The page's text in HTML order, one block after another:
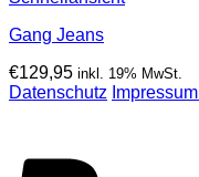
Gang Jeans
€129,95 inkl. 19% MwSt.
Datenschutz Impressum